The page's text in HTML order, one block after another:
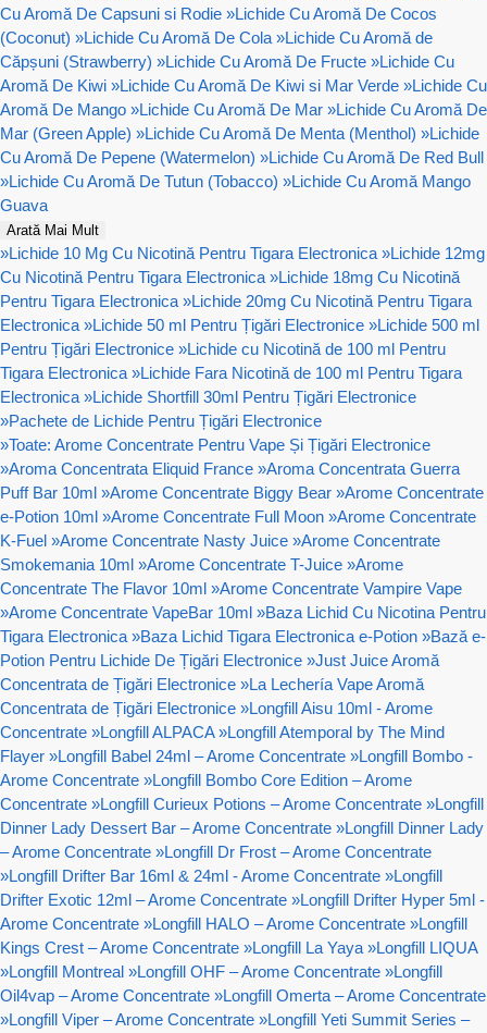
Cu Aromă De Capsuni si Rodie »Lichide Cu Aromă De Cocos
(Coconut) »Lichide Cu Aromă De Cola »Lichide Cu Aromă de
Căpșuni (Strawberry) »Lichide Cu Aromă De Fructe »Lichide Cu
Aromă De Kiwi »Lichide Cu Aromă De Kiwi si Mar Verde »Lichide Cu
Aromă De Mango »Lichide Cu Aromă De Mar »Lichide Cu Aromă De
Mar (Green Apple) »Lichide Cu Aromă De Menta (Menthol) »Lichide
Cu Aromă De Pepene (Watermelon) »Lichide Cu Aromă De Red Bull
»Lichide Cu Aromă De Tutun (Tobacco) »Lichide Cu Aromă Mango
Guava
Arată Mai Mult
»Lichide 10 Mg Cu Nicotină Pentru Tigara Electronica »Lichide 12mg
Cu Nicotină Pentru Tigara Electronica »Lichide 18mg Cu Nicotină
Pentru Tigara Electronica »Lichide 20mg Cu Nicotină Pentru Tigara
Electronica »Lichide 50 ml Pentru Țigări Electronice »Lichide 500 ml
Pentru Țigări Electronice »Lichide cu Nicotină de 100 ml Pentru
Tigara Electronica »Lichide Fara Nicotină de 100 ml Pentru Tigara
Electronica »Lichide Shortfill 30ml Pentru Țigări Electronice
»Pachete de Lichide Pentru Țigări Electronice
»Toate: Arome Concentrate Pentru Vape Și Țigări Electronice
»Aroma Concentrata Eliquid France »Aroma Concentrata Guerra
Puff Bar 10ml »Arome Concentrate Biggy Bear »Arome Concentrate
e-Potion 10ml »Arome Concentrate Full Moon »Arome Concentrate
K-Fuel »Arome Concentrate Nasty Juice »Arome Concentrate
Smokemania 10ml »Arome Concentrate T-Juice »Arome
Concentrate The Flavor 10ml »Arome Concentrate Vampire Vape
»Arome Concentrate VapeBar 10ml »Baza Lichid Cu Nicotina Pentru
Tigara Electronica »Baza Lichid Tigara Electronica e-Potion »Bază e-
Potion Pentru Lichide De Țigări Electronice »Just Juice Aromă
Concentrata de Țigări Electronice »La Lechería Vape Aromă
Concentrata de Țigări Electronice »Longfill Aisu 10ml - Arome
Concentrate »Longfill ALPACA »Longfill Atemporal by The Mind
Flayer »Longfill Babel 24ml – Arome Concentrate »Longfill Bombo -
Arome Concentrate »Longfill Bombo Core Edition – Arome
Concentrate »Longfill Curieux Potions – Arome Concentrate »Longfill
Dinner Lady Dessert Bar – Arome Concentrate »Longfill Dinner Lady
– Arome Concentrate »Longfill Dr Frost – Arome Concentrate
»Longfill Drifter Bar 16ml & 24ml - Arome Concentrate »Longfill
Drifter Exotic 12ml – Arome Concentrate »Longfill Drifter Hyper 5ml -
Arome Concentrate »Longfill HALO – Arome Concentrate »Longfill
Kings Crest – Arome Concentrate »Longfill La Yaya »Longfill LIQUA
»Longfill Montreal »Longfill OHF – Arome Concentrate »Longfill
Oil4vap – Arome Concentrate »Longfill Omerta – Arome Concentrate
»Longfill Viper – Arome Concentrate »Longfill Yeti Summit Series –